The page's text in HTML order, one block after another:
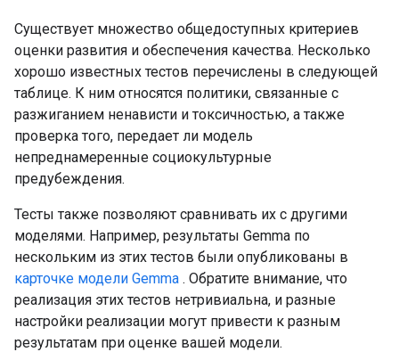
Существует множество общедоступных критериев
оценки развития и обеспечения качества. Несколько
хорошо известных тестов перечислены в следующей
таблице. К ним относятся политики, связанные с
разжиганием ненависти и токсичностью, а также
проверка того, передает ли модель
непреднамеренные социокультурные
предубеждения.
Тесты также позволяют сравнивать их с другими
моделями. Например, результаты Gemma по
нескольким из этих тестов были опубликованы в
карточке модели Gemma . Обратите внимание, что
реализация этих тестов нетривиальна, и разные
настройки реализации могут привести к разным
результатам при оценке вашей модели.